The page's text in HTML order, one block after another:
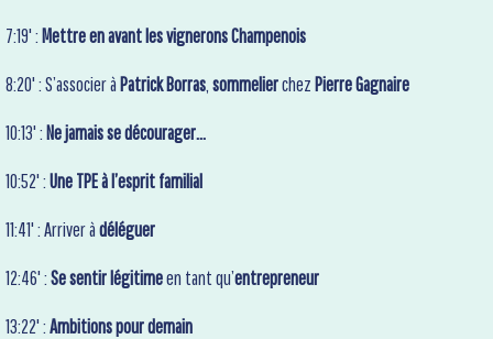
7:19' : Mettre en avant les vignerons Champenois
8:20' : S’associer à Patrick Borras,sommelierchez Pierre Gagnaire
10:13' : Ne jamais se décourager…
10:52' :Une TPE à l’esprit familial
11:41' : Arriver àdéléguer
12:46' :Se sentir légitimeen tant qu’entrepreneur
13:22' :Ambitions pour demain